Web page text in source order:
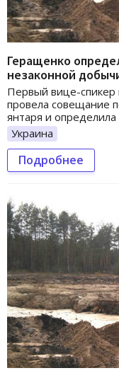
Геращенко
незаконной
Первый вице-
провела совещание
янтаря и
Украина
Подробнее